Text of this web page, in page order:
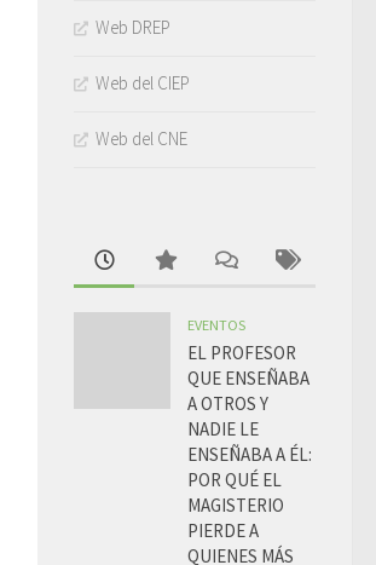
Web DREP
Web del CIEP
Web del CNE
EVENTOS
EL PROFESOR
QUE ENSEÑABA
A OTROS Y
NADIE LE
ENSEÑABA A ÉL:
POR QUÉ EL
MAGISTERIO
PIERDE A
QUIENES MÁS